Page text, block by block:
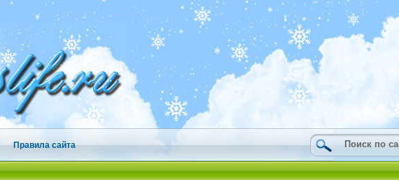
Правила сайта